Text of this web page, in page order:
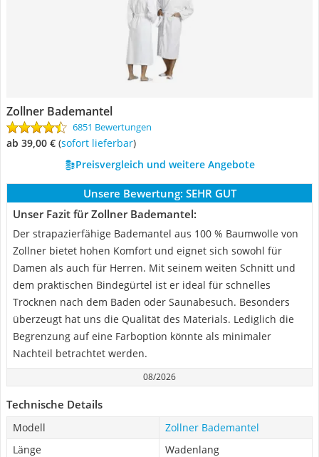
Zollner Bademantel
6851 Bewertungen
ab 39,00 € ( Sofort lieferbar)
Preisvergleich und weitere Angebote
Unsere Bewertung: SEHR GUT
Unser Fazit für Zollner Bademantel:
Der strapazierfähige Bademantel aus 100 % Baumwolle von
Zollner bietet hohen Komfort und eignet sich sowohl für
Damen als auch für Herren. Mit seinem weiten Schnitt und
dem praktischen Bindegürtel ist er ideal für schnelles
Trocknen nach dem Baden oder Saunabesuch. Besonders
überzeugt hat uns die Qualität des Materials. Lediglich die
Begrenzung auf eine Farboption könnte als minimaler
Nachteil betrachtet werden.
08/2026
Technische Details
Modell
Zollner Bademantel
Länge
Wadenlang